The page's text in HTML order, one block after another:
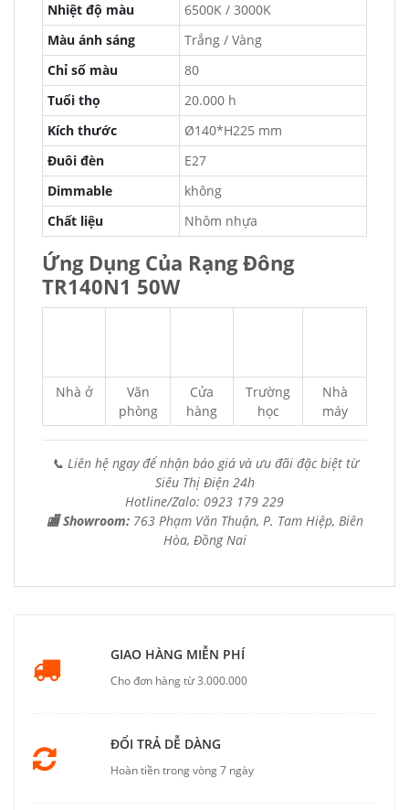
Nhiệt độ màu
6500K / 3000K
Màu ánh sáng
Trắng / Vàng
Chỉ số màu
80
Tuổi thọ
20.000 h
Kích thước
Ø140*H225 mm
Đuôi đèn
E27
Dimmable
không
Chất liệu
Nhôm nhựa
Ứng Dụng Của Rạng Đông
TR140N1 50W
Nhà ở
Văn
phòng
Cửa
hàng
Trường
học
Nhà
máy
📞 Liên hệ ngay để nhận báo giá và ưu đãi đặc biệt từ
Siêu Thị Điện 24h
Hotline/Zalo: 0923 179 229
🏬 Showroom: 763 Phạm Văn Thuận, P. Tam Hiệp, Biên
Hòa, Đồng Nai
GIAO HÀNG MIỄN PHÍ
Cho đơn hàng từ 3.000.000
ĐỔI TRẢ DỄ DÀNG
Hoàn tiền trong vòng 7 ngày